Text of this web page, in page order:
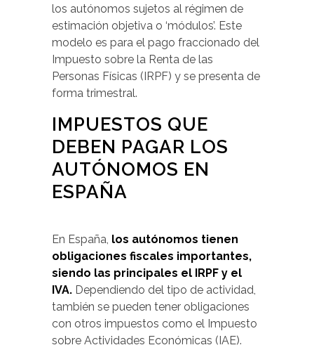
los autónomos sujetos al régimen de
estimación objetiva o ‘módulos’. Este
modelo es para el pago fraccionado del
Impuesto sobre la Renta de las
Personas Físicas (IRPF) y se presenta de
forma trimestral.
IMPUESTOS QUE
DEBEN PAGAR LOS
AUTÓNOMOS EN
ESPAÑA
En España, los autónomos tienen
obligaciones fiscales importantes,
siendo las principales el IRPF y el
IVA. Dependiendo del tipo de actividad,
también se pueden tener obligaciones
con otros impuestos como el Impuesto
sobre Actividades Económicas (IAE).